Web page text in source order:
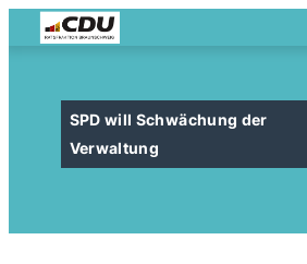
SPD will Schwächung der
Verwaltung